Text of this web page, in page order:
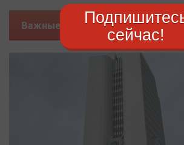
Важные новости
сейчас!